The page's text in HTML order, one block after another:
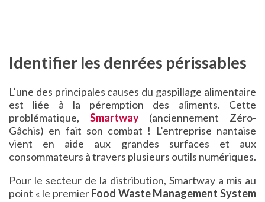
Identifier les denrées périssables
L’une des principales causes du gaspillage alimentaire
est liée à la péremption des aliments. Cette
problématique, Smartway(anciennement Zéro-
Gâchis) en fait son combat ! L’entreprise nantaise
vient en aide aux grandes surfaces et aux
consommateurs à travers plusieurs outils numériques.
Pour le secteur de la distribution, Smartway a mis au
point « le premierFood Waste Management System